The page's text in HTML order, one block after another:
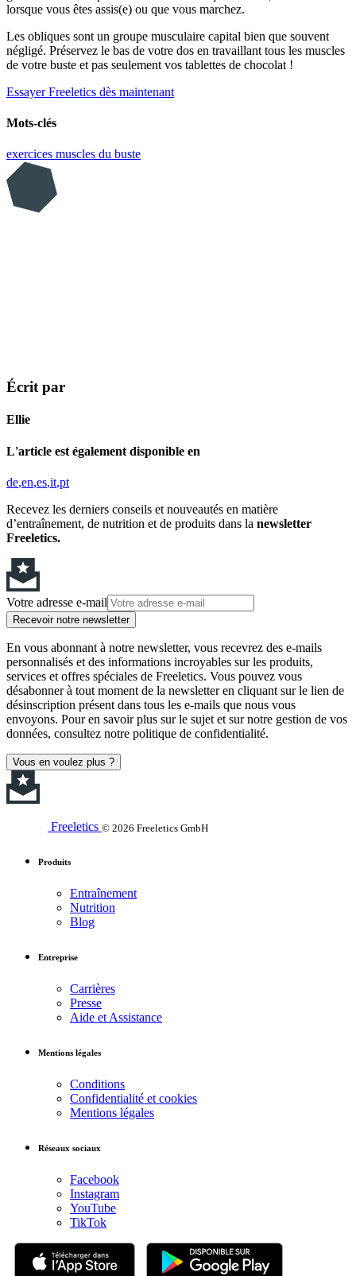
lorsque vous êtes assis(e) ou que vous marchez.
Les obliques sont un groupe musculaire capital bien que souvent
négligé. Préservez le bas de votre dos en travaillant tous les muscles
de votre buste et pas seulement vos tablettes de chocolat !
Essayer Freeletics dès maintenant
Mots-clés
exercices muscles du buste
Écrit par
Ellie
L'article est également disponible en
de en es it pt
Recevez les derniers conseils et nouveautés en matière
d’entraînement, de nutrition et de produits dans la newsletter
Freeletics.
Votre adresse e-mail
Recevoir notre newsletter
En vous abonnant à notre newsletter, vous recevrez des e-mails
personnalisés et des informations incroyables sur les produits,
services et offres spéciales de Freeletics. Vous pouvez vous
désabonner à tout moment de la newsletter en cliquant sur le lien de
désinscription présent dans tous les e-mails que nous vous
envoyons. Pour en savoir plus sur le sujet et sur notre gestion de vos
données, consultez notre politique de confidentialité.
Vous en voulez plus ?
Freeletics © 2026 Freeletics GmbH
Produits
Entraînement
Nutrition
Blog
Entreprise
Carrières
Presse
Aide et Assistance
Mentions légales
Conditions
Confidentialité et cookies
Mentions légales
Réseaux sociaux
Facebook
Instagram
YouTube
TikTok